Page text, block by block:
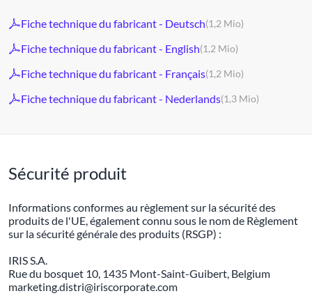
Fiche technique du fabricant - Deutsch(1,2 Mio)
Fiche technique du fabricant - English(1,2 Mio)
Fiche technique du fabricant - Français(1,2 Mio)
Fiche technique du fabricant - Nederlands(1,3 Mio)
Sécurité produit
Informations conformes au règlement sur la sécurité des
produits de l'UE, également connu sous le nom de Règlement
sur la sécurité générale des produits (RSGP) :
IRIS S.A.
Rue du bosquet 10, 1435 Mont-Saint-Guibert, Belgium
marketing.distri@iriscorporate.com